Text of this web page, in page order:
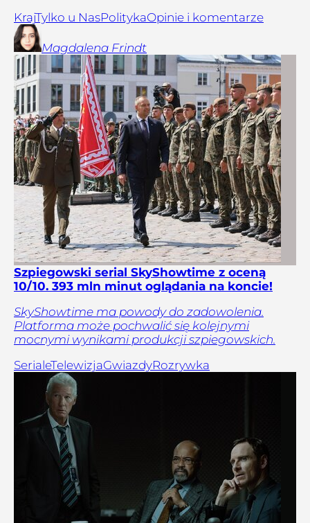
KrajTylko u NasPolitykaOpinie i komentarze
Magdalena Frindt
Szpiegowski serial SkyShowtime z oceną
10/10. 393 mln minut oglądania na koncie!
SkyShowtime ma powody do zadowolenia.
Platforma może pochwalić się kolejnymi
mocnymi wynikami produkcji szpiegowskich.
SerialeTelewizjaGwiazdyRozrywka